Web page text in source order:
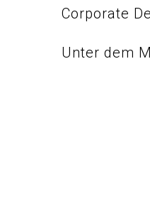
Corporate
Unter dem